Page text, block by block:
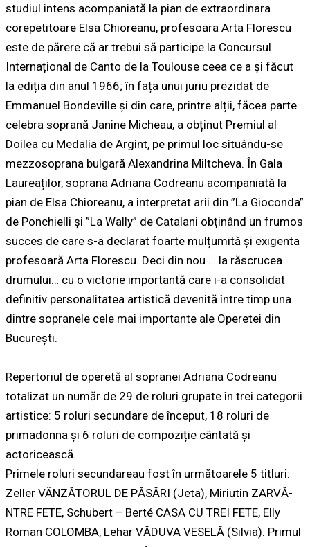
studiul intens acompaniată la pian de extraordinara
corepetitoare Elsa Chioreanu, profesoara Arta Florescu
este de părere că ar trebui să participe la Concursul
Internațional de Canto de la Toulouse ceea ce a și făcut
la ediția din anul 1966; în fața unui juriu prezidat de
Emmanuel Bondeville și din care, printre alții, făcea parte
celebra soprană Janine Micheau, a obținut Premiul al
Doilea cu Medalia de Argint, pe primul loc situându-se
mezzosoprana bulgară Alexandrina Miltcheva. În Gala
Laureaților, soprana Adriana Codreanu acompaniată la
pian de Elsa Chioreanu, a interpretat arii din ”La Gioconda”
de Ponchielli și ”La Wally” de Catalani obținând un frumos
succes de care s-a declarat foarte mulțumită și exigenta
profesoară Arta Florescu. Deci din nou … la răscrucea
drumului… cu o victorie importantă care i-a consolidat
definitiv personalitatea artistică devenită între timp una
dintre sopranele cele mai importante ale Operetei din
București.
Repertoriul de operetă al sopranei Adriana Codreanu
totalizat un număr de 29 de roluri grupate în trei categorii
artistice: 5 roluri secundare de început, 18 roluri de
primadonna și 6 roluri de compoziție cântată și
actoricească.
Primele roluri secundareau fost în următoarele 5 titluri:
Zeller VÂNZĂTORUL DE PĂSĂRI (Jeta), Miriutin ZARVĂ-
NTRE FETE, Schubert – Berté CASA CU TREI FETE, Elly
Roman COLOMBA, Lehar VĂDUVA VESELĂ (Silvia). Primul